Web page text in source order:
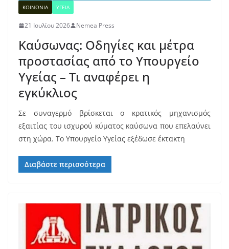
ΚΟΙΝΩΝΙΑ ΥΓΕΙΑ
21 Ιουλίου 2026 Nemea Press
Καύσωνας: Οδηγίες και μέτρα
προστασίας από το Υπουργείο
Υγείας – Τι αναφέρει η
εγκύκλιος
Σε συναγερμό βρίσκεται ο κρατικός μηχανισμός
εξαιτίας του ισχυρού κύματος καύσωνα που επελαύνει
στη χώρα. Το Υπουργείο Υγείας εξέδωσε έκτακτη
Διαβάστε περισσότερα